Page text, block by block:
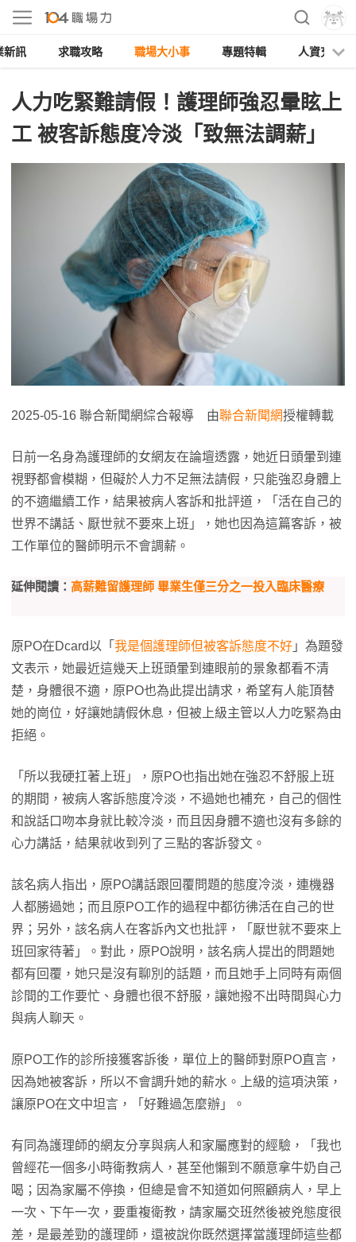
新訊 求職攻略 職場大小事 專題特輯 人資充電
人力吃緊難請假！護理師強忍暈眩上
工 被客訴態度冷淡「致無法調薪」
2025-05-16 聯合新聞網綜合報導 由聯合新聞網授權轉載
日前一名身為護理師的女網友在論壇透露，她近日頭暈到連
視野都會模糊，但礙於人力不足無法請假，只能強忍身體上
的不適繼續工作，結果被病人客訴和批評道，「活在自己的
世界不講話、厭世就不要來上班」，她也因為這篇客訴，被
工作單位的醫師明示不會調薪。
延伸閱讀： 高薪難留護理師 畢業生僅三分之一投入臨床醫療
原PO在Dcard以「 我是個護理師但被客訴態度不好 」為題發
文表示，她最近這幾天上班頭暈到連眼前的景象都看不清
楚，身體很不適，原PO也為此提出請求，希望有人能頂替
她的崗位，好讓她請假休息，但被上級主管以人力吃緊為由
拒絕。
「所以我硬扛著上班」，原PO也指出她在強忍不舒服上班
的期間，被病人客訴態度冷淡，不過她也補充，自己的個性
和說話口吻本身就比較冷淡，而且因身體不適也沒有多餘的
心力講話，結果就收到列了三點的客訴發文。
該名病人指出，原PO講話跟回覆問題的態度冷淡，連機器
人都勝過她；而且原PO工作的過程中都彷彿活在自己的世
界；另外，該名病人在客訴內文也批評，「厭世就不要來上
班回家待著」。對此，原PO說明，該名病人提出的問題她
都有回覆，她只是沒有聊別的話題，而且她手上同時有兩個
診間的工作要忙、身體也很不舒服，讓她撥不出時間與心力
與病人聊天。
原PO工作的診所接獲客訴後，單位上的醫師對原PO直言，
因為她被客訴，所以不會調升她的薪水。上級的這項決策，
讓原PO在文中坦言，「好難過怎麼辦」。
有同為護理師的網友分享與病人和家屬應對的經驗，「我也
曾經花一個多小時衛教病人，甚至他懶到不願意拿牛奶自己
喝；因為家屬不停換，但總是會不知道如何照顧病人，早上
一次、下午一次，要重複衛教，請家屬交班然後被兇態度很
差，是最差勁的護理師，還被說你既然選擇當護理師這些都